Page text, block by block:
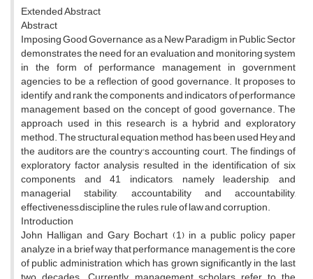
Extended Abstract
Abstract
Imposing Good Governance as a New Paradigm in Public Sector
demonstrates the need for an evaluation and monitoring system
in the form of performance management in government
agencies to be a reflection of good governance. It proposes to
identify and rank the components and indicators of performance
management based on the concept of good governance. The
approach used in this research is a hybrid and exploratory
method. The structural equation method has been used Hey and
the auditors are the country's accounting court. The findings of
exploratory factor analysis resulted in the identification of six
components and 41 indicators, namely leadership, and
managerial stability, accountability and accountability,
effectiveness,discipline the rules, rule of law and corruption.
Introduction
John Halligan and Gary Bochart (1) in a public policy paper
analyze in a brief way that performance management is the core
of public administration, which has grown significantly in the last